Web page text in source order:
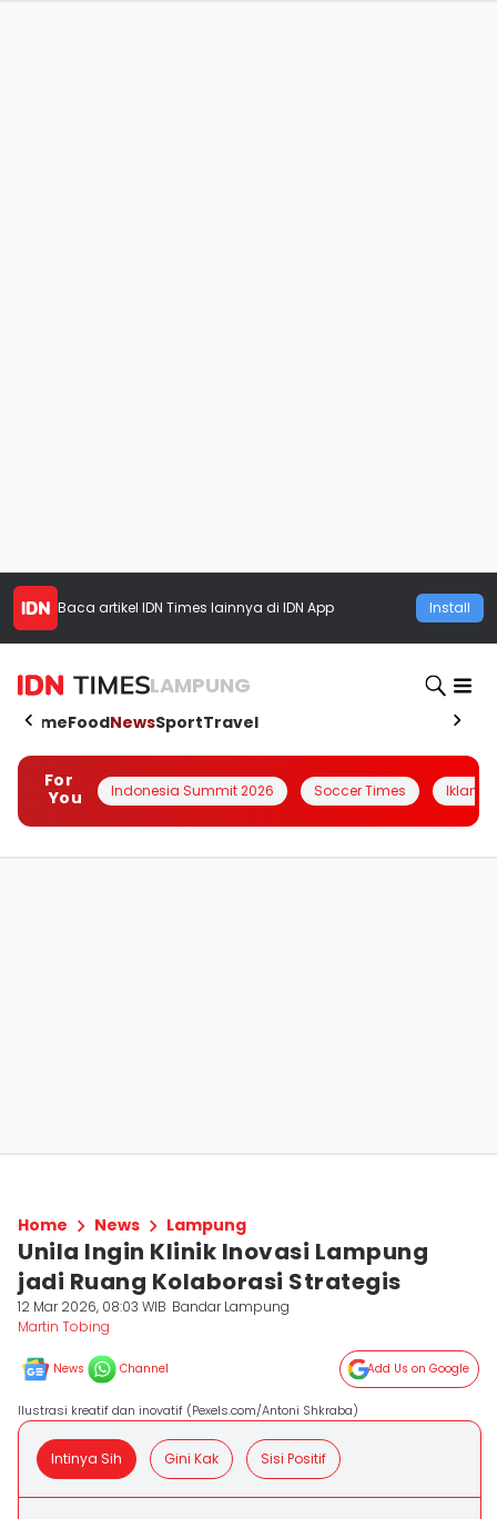
Baca artikel IDN Times lainnya di IDN App Install
LAMPUNG
HomeFoodNewsSportTravel
For
You
Indonesia Summit 2026 Soccer Times Iklanin
Home News Lampung
Unila Ingin Klinik Inovasi Lampung
jadi Ruang Kolaborasi Strategis
12 Mar 2026, 08:03 WIB Bandar Lampung
Martin Tobing
News Channel Add Us on Google
Ilustrasi kreatif dan inovatif (Pexels.com/Antoni Shkraba)
Intinya Sih Gini Kak Sisi Positif